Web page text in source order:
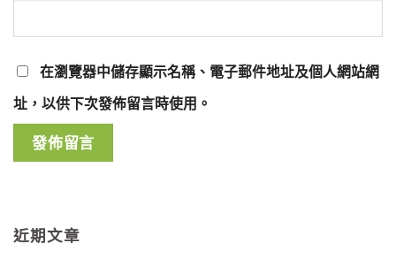
在瀏覽器中儲存顯示名稱、電子郵件地址及個人網站網
址，以供下次發佈留言時使用。
近期文章